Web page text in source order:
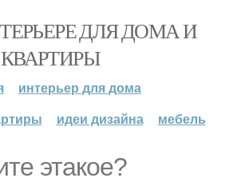
ДЛЯ ДОМА И
КВАРТИРЫ
интерьер для дома
идеи дизайна мебель
этакое?